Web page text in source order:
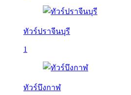
ทัวร์ปราจีนบุรี
1
ทัวร์บึงกาฬ